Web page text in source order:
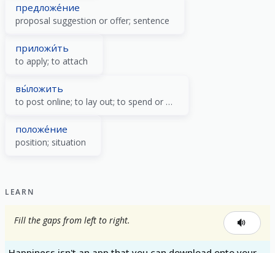
предложе́ние
proposal suggestion or offer; sentence
приложи́ть
to apply; to attach
вы́ложить
to post online; to lay out; to spend or pay a lot
положе́ние
position; situation
LEARN
Fill the gaps from left to right.